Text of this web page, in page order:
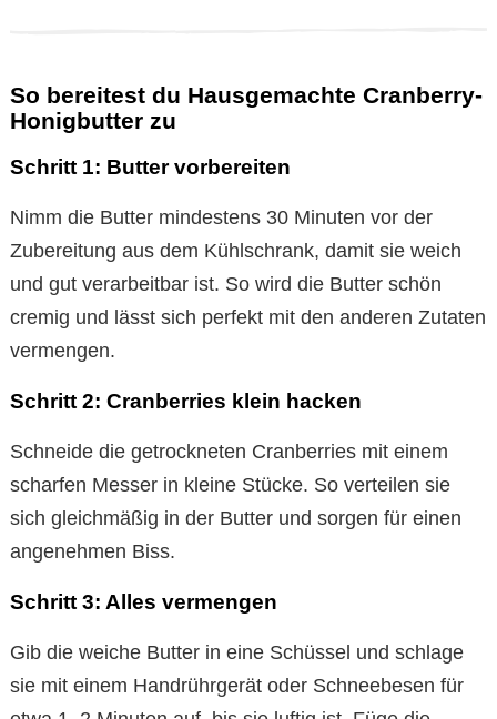
So bereitest du Hausgemachte Cranberry-
Honigbutter zu
Schritt 1: Butter vorbereiten
Nimm die Butter mindestens 30 Minuten vor der
Zubereitung aus dem Kühlschrank, damit sie weich
und gut verarbeitbar ist. So wird die Butter schön
cremig und lässt sich perfekt mit den anderen Zutaten
vermengen.
Schritt 2: Cranberries klein hacken
Schneide die getrockneten Cranberries mit einem
scharfen Messer in kleine Stücke. So verteilen sie
sich gleichmäßig in der Butter und sorgen für einen
angenehmen Biss.
Schritt 3: Alles vermengen
Gib die weiche Butter in eine Schüssel und schlage
sie mit einem Handrührgerät oder Schneebesen für